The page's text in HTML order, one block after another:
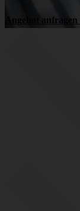
Angebot anfragen